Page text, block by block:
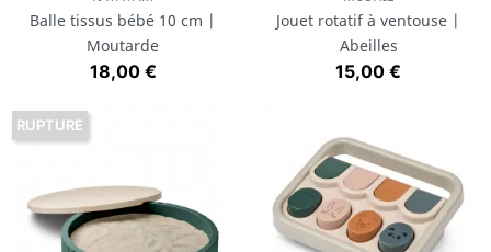
Balle tissus bébé 10 cm |
Moutarde
Prix
18,00 €
Jouet rotatif à ventouse |
Abeilles
Prix
15,00 €
RUPTURE